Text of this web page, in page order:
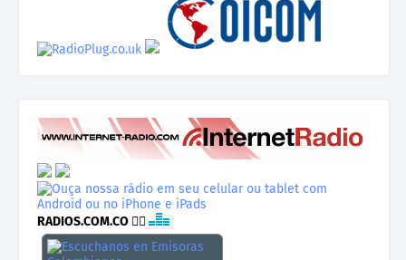
RADIOS.COM.CO 👉🏾